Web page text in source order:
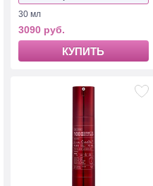
30 мл
3090 руб.
КУПИТЬ